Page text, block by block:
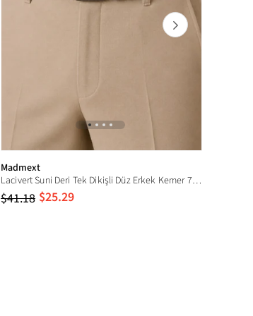
Madmext
Lacivert Suni Deri Tek Dikişli Düz Erkek Kemer 7222
$25.29
$41.18